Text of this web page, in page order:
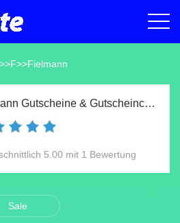
>>F>>Fielmann
Fielmann Gutscheine & Gutscheincodes Aug 2026
5.00 mit 1 Bewertung
Sale